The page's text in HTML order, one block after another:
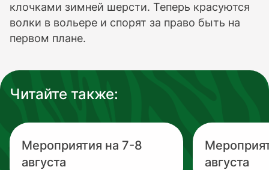
клочками зимней шерсти. Теперь красуются
волки в вольере и спорят за право быть на
первом плане.
Читайте также:
Мероприятия на 7-8
августа
августа